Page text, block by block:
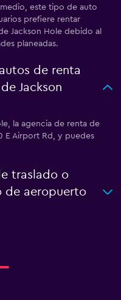
este tipo de auto
prefiere rentar
Jackson Hole debido al
planeadas.
de renta
Jackson
la agencia de renta de
E Airport Rd, y puedes
traslado o
de aeropuerto